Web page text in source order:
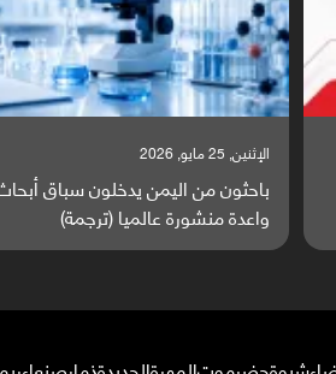
السبت, 23 مايو, 2026
صراع دولي يتصاعد قرب اليمن
ساحة مواجهة عالمية (ترجمة)